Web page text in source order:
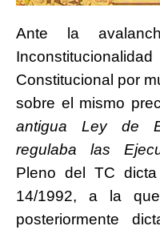
Ante la
Constitucional por
sobre el mismo
antigua Ley de
regulaba las
Pleno del TC
14/1992, a la
posteriormente